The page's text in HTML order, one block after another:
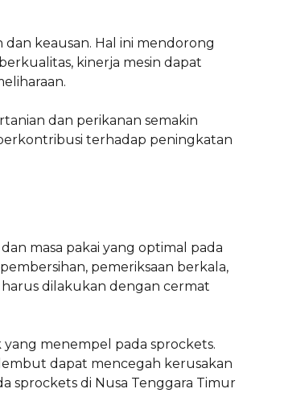
keausan. Hal ini mendorong
kinerja mesin dapat
dan perikanan semakin
terhadap peningkatan
masa pakai yang optimal pada
pemeriksaan berkala,
dilakukan dengan cermat
menempel pada sprockets.
dapat mencegah kerusakan
sprockets di Nusa Tenggara Timur